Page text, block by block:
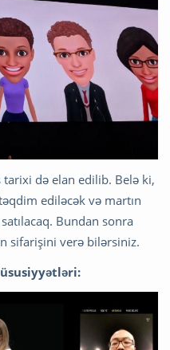
tarixi də elan edilib. Belə ki,
ediləcək və martın
Bundan sonra
sifarişini verə bilərsiniz.